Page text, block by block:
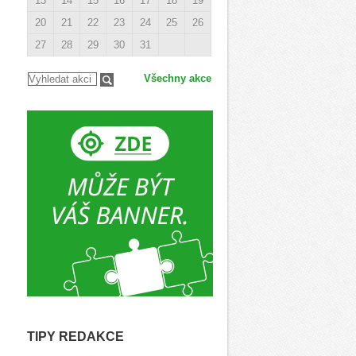
20
21 22 23 24 25
26
27
28 29 30 31
Všechny akce
TIPY REDAKCE